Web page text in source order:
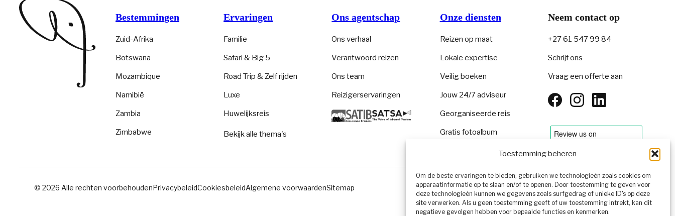
Toestemming beheren
Om de beste ervaringen te bieden, gebruiken we technologieën zoals cookies om
apparaatinformatie op te slaan en/of te openen. Door toestemming te geven voor
deze technologieën kunnen we gegevens zoals surfgedrag of unieke ID's op deze
site verwerken. Als u geen toestemming geeft of uw toestemming intrekt, kan dit
negatieve gevolgen hebben voor bepaalde functies en kenmerken.
Bestemmingen
Zuid-Afrika
Botswana
Mozambique
Namibië
Zambia
Zimbabwe
Ervaringen
Familie
Safari & Big 5
Road Trip & Zelf rijden
Luxe
Huwelijksreis
Bekijk alle thema's
Ons agentschap
Ons verhaal
Verantwoord reizen
Ons team
Reizigerservaringen
Onze diensten
Reizen op maat
Lokale expertise
Veilig boeken
Jouw 24/7 adviseur
Georganiseerde reis
Gratis fotoalbum
Neem contact op
+27 61 547 99 84
Schrijf ons
Vraag een offerte aan
© 2026 Alle rechten voorbehoudenPrivacybeleidCookiesbeleidAlgemene voorwaardenSitemap NL ▾